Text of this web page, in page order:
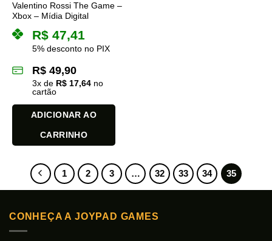
Valentino Rossi The Game –
Xbox – Mídia Digital
R$ 47,41
5% desconto no PIX
R$ 49,90
3x de R$ 17,64 no
cartão
ADICIONAR AO
CARRINHO
1 2 3 … 32 33 34 35
CONHEÇA A JOYPAD GAMES